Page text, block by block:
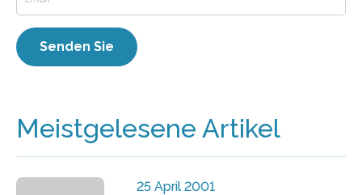
Meistgelesene Artikel
25 April 2001